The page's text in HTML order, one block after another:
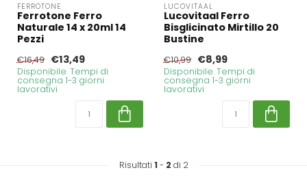
FERROTONE
Ferrotone Ferro
Naturale 14 x 20ml 14
Pezzi
€16,49 €13,49
Disponibile. Tempi di
consegna 1-3 giorni
lavorativi
LUCOVITAAL
Lucovitaal Ferro
Bisglicinato Mirtillo 20
Bustine
€10,99 €8,99
Disponibile. Tempi di
consegna 1-3 giorni
lavorativi
Risultati 1 - 2 di 2